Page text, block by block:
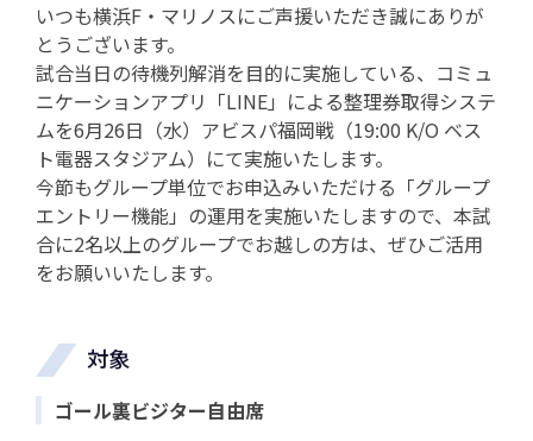
いつも横浜F・マリノスにご声援いただき誠にありが
とうございます。
試合当日の待機列解消を目的に実施している、コミュ
ニケーションアプリ「LINE」による整理券取得システ
ムを6月26日（水）アビスパ福岡戦（19:00 K/O ベス
ト電器スタジアム）にて実施いたします。
今節もグループ単位でお申込みいただける「グループ
エントリー機能」の運用を実施いたしますので、本試
合に2名以上のグループでお越しの方は、ぜひご活用
をお願いいたします。
対象
ゴール裏ビジター自由席